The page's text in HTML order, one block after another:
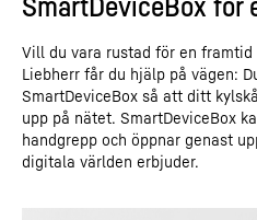
Vill du vara rustad för en framtid
Liebherr får du hjälp på vägen:
SmartDeviceBox så att ditt
upp på nätet. SmartDeviceBox
handgrepp och öppnar genast
digitala världen erbjuder.